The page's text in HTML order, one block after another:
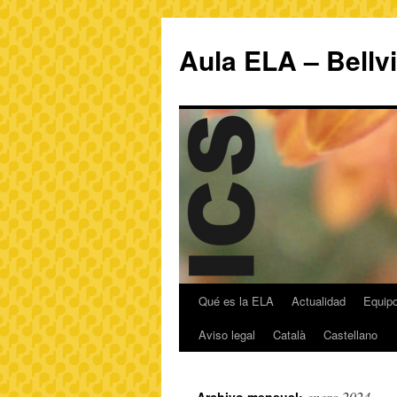
Aula ELA –
Qué es la ELA Actualidad
Aviso legal
Català Castellano